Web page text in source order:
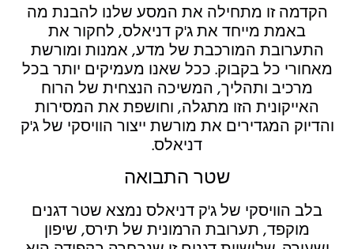
הקדמה זו מתחילה את המסע שלנו להבנת מה
באמת מייחד את ג'ק דניאלס, לחקור את
התערובת המורכבת של מדע, אמנות ומורשת
מאחורי כל בקבוק. ככל שאנו מעמיקים יותר בכל
מרכיב ותהליך, המשיכה הנצחית של הרוח
האייקונית הזו מתגלה, וחושפת את המסירות
והדיוק המגדירים את מורשת ייצור הוויסקי של ג'ק
דניאלס.
שטר התבואה
בלב הוויסקי של ג'ק דניאלס נמצא שטר דגנים
מוקפד, תערובת הרמונית של תירס, שיפון